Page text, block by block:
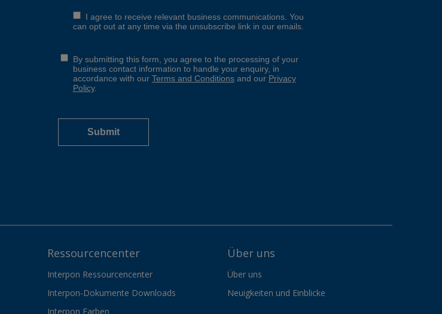
Ressourcencenter
Interpon Ressourcencenter
Interpon-Dokumente Downloads
Interpon Farben
Über uns
Über uns
Neuigkeiten und Einblicke